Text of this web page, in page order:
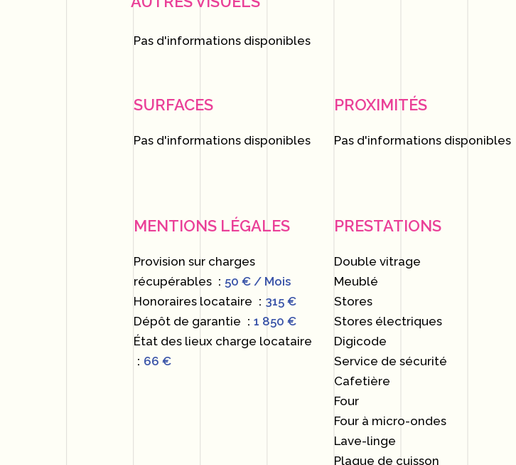
Pas d'informations disponibles
SURFACES
Pas d'informations disponibles
PROXIMITÉS
Pas d'informations disponibles
MENTIONS LÉGALES
Provision sur charges
récupérables
50 € / Mois
Honoraires locataire
315 €
Dépôt de garantie
1 850 €
État des lieux charge locataire
66 €
PRESTATIONS
Double vitrage
Meublé
Stores
Stores électriques
Digicode
Service de sécurité
Cafetière
Four
Four à micro-ondes
Lave-linge
Plaque de cuisson